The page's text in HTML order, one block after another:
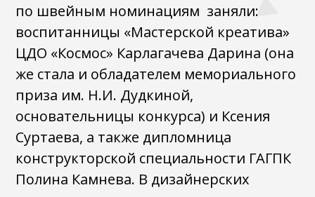
по швейным номинациям заняли:
воспитанницы «Мастерской креатива»
ЦДО «Космос» Карлагачева Дарина (она
же стала и обладателем мемориального
приза им. Н.И. Дудкиной,
основательницы конкурса) и Ксения
Суртаева, а также дипломница
конструкторской специальности ГАГПК
Полина Камнева. В дизайнерских